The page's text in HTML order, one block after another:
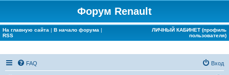
Форум Renault
На главную сайта | В начало форума |
RSS
ЛИЧНЫЙ КАБИНЕТ (профиль
пользователя)
FAQ Вход